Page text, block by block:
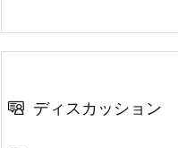
ディスカッション